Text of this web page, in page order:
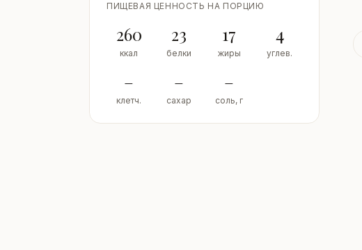
ПИЩЕВАЯ ЦЕННОСТЬ НА ПОРЦИЮ
260
ккал
23
белки
17
жиры
4
углев.
–
клетч.
–
сахар
–
соль, г